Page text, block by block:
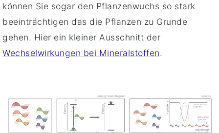
können Sie sogar den Pflanzenwuchs so stark
beeinträchtigen das die Pflanzen zu Grunde
gehen. Hier ein kleiner Ausschnitt der
Wechselwirkungen bei Mineralstoffen.